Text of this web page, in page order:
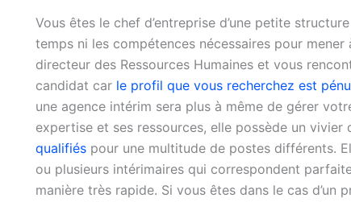
Vous êtes le chef d’entreprise d’une petite
temps ni les compétences nécessaires pour
directeur des Ressources Humaines et vous
candidat car le profil que vous recherchez est
une agence intérim sera plus à même de gérer
expertise et ses ressources, elle possède un vivier
qualifiés pour une multitude de postes différents.
ou plusieurs intérimaires qui correspondent
manière très rapide. Si vous êtes dans le cas